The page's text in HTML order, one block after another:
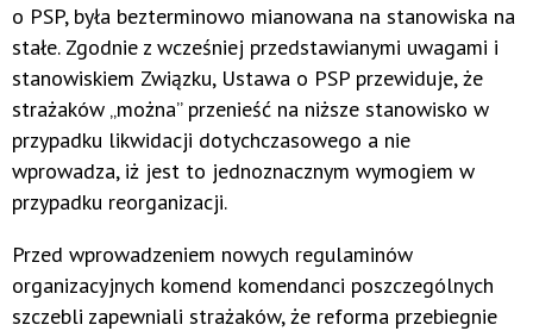
o PSP, była bezterminowo mianowana na stanowiska na
stałe. Zgodnie z wcześniej przedstawianymi uwagami i
stanowiskiem Związku, Ustawa o PSP przewiduje, że
strażaków „można” przenieść na niższe stanowisko w
przypadku likwidacji dotychczasowego a nie
wprowadza, iż jest to jednoznacznym wymogiem w
przypadku reorganizacji.
Przed wprowadzeniem nowych regulaminów
organizacyjnych komend komendanci poszczególnych
szczebli zapewniali strażaków, że reforma przebiegnie